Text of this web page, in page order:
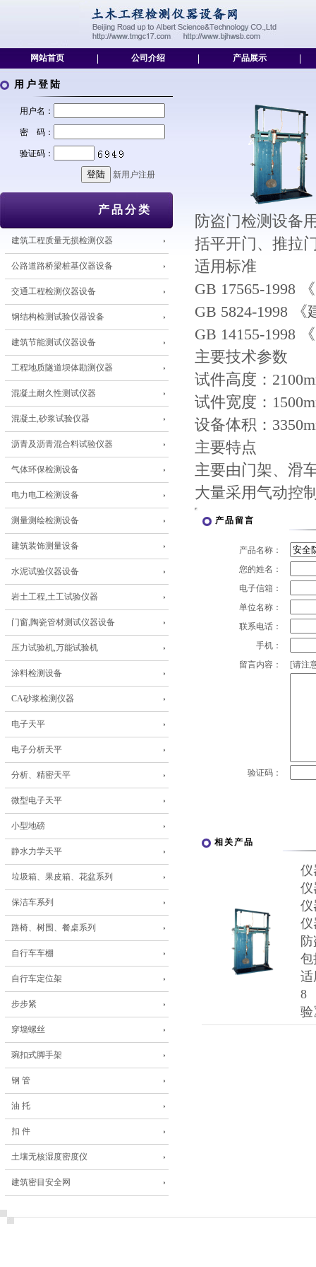
网站首页 公司介绍 产品展示
用户登陆
用户名：
密 码：
验证码：
新用户注册
产品分类
建筑工程质量无损检测仪器
公路道路桥梁桩基仪器设备
交通工程检测仪器设备
钢结构检测试验仪器设备
建筑节能测试仪器设备
工程地质隧道坝体勘测仪器
混凝土耐久性测试仪器
混凝土,砂浆试验仪器
沥青及沥青混合料试验仪器
气体环保检测设备
电力电工检测设备
测量测绘检测设备
建筑装饰测量设备
水泥试验仪器设备
岩土工程,土工试验仪器
门窗,陶瓷管材测试仪器设备
压力试验机,万能试验机
涂料检测设备
CA砂浆检测仪器
电子天平
电子分析天平
分析、精密天平
微型电子天平
小型地磅
静水力学天平
垃圾箱、果皮箱、花盆系列
保洁车系列
路椅、树围、餐桌系列
自行车车棚
自行车定位架
步步紧
穿墙螺丝
琬扣式脚手架
钢 管
油 托
扣 件
土壤无核湿度密度仪
建筑密目安全网
防盗门检测设备
括平开门、推拉
适用标准
GB 17565-1998
GB 5824-1998
GB 14155-1998
主要技术参数
试件高度：
试件宽度：
设备体积：
主要特点
主要由门架、滑
大量采用气动控
产品留言
产品名称：
您的姓名：
电子信箱：
单位名称：
联系电话：
手机：
留言内容：
[请注
验证码：
相关产品
仪
仪
仪
仪
包
适
8
验